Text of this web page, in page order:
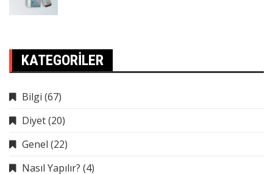
KATEGORILER
Bilgi (67)
Diyet(20)
Genel (22)
Nasıl Yapılır? (4)